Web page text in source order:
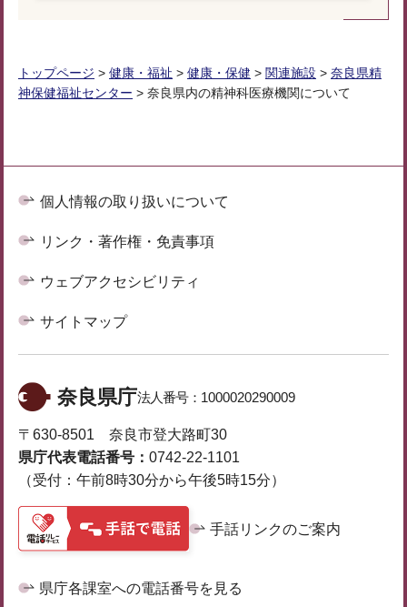
トップページ > 健康・福祉 > 健康・保健 > 関連施設 > 奈良県精
神保健福祉センター > 奈良県内の精神科医療機関について
個人情報の取り扱いについて
リンク・著作権・免責事項
ウェブアクセシビリティ
サイトマップ
奈良県庁法人番号： 1000020290009
〒630-8501 奈良市登大路町30
県庁代表電話番号： 0742-22-1101
（受付：午前8時30分から午後5時15分）
手話リンクのご案内
県庁各課室への電話番号を見る